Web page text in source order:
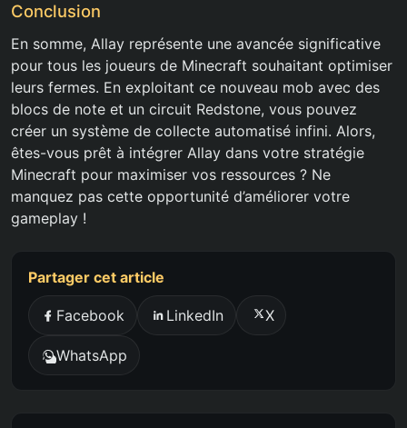
Conclusion
En somme, Allay représente une avancée significative
pour tous les joueurs de Minecraft souhaitant optimiser
leurs fermes. En exploitant ce nouveau mob avec des
blocs de note et un circuit Redstone, vous pouvez
créer un système de collecte automatisé infini. Alors,
êtes-vous prêt à intégrer Allay dans votre stratégie
Minecraft pour maximiser vos ressources ? Ne
manquez pas cette opportunité d’améliorer votre
gameplay !
Partager cet article
Facebook LinkedIn X
WhatsApp